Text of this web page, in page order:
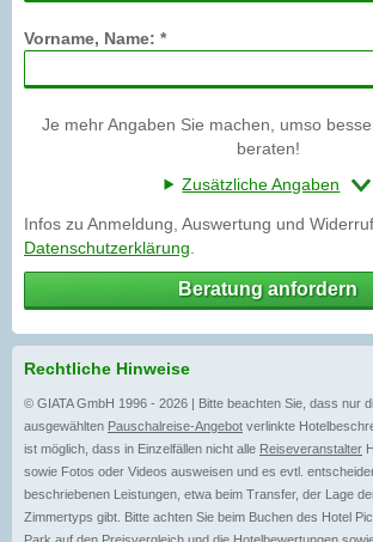
Vorname, Name: *
Je mehr Angaben Sie machen, umso
beraten!
Zusätzliche Angaben
Infos zu Anmeldung, Auswertung und
Datenschutzerklärung
Beratung anfordern
Rechtliche Hinweise
© GIATA GmbH 1996 - 2026 | Bitte beachten Sie, dass nur
ausgewählten Pauschalreise-Angebot verlinkte
ist möglich, dass in Einzelfällen nicht alle Reiseveranstalter
sowie Fotos oder Videos ausweisen und es evtl.
beschriebenen Leistungen, etwa beim Transfer, der Lage
Zimmertyps gibt. Bitte achten Sie beim Buchen des Hotel